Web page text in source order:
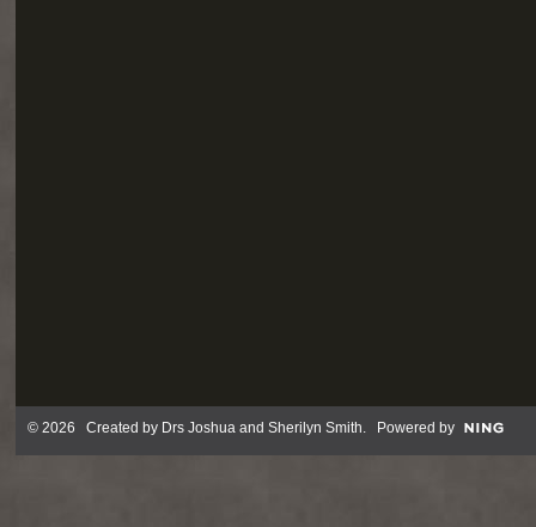
© 2026 Created by Drs Joshua and Sherilyn Smith. Powered by